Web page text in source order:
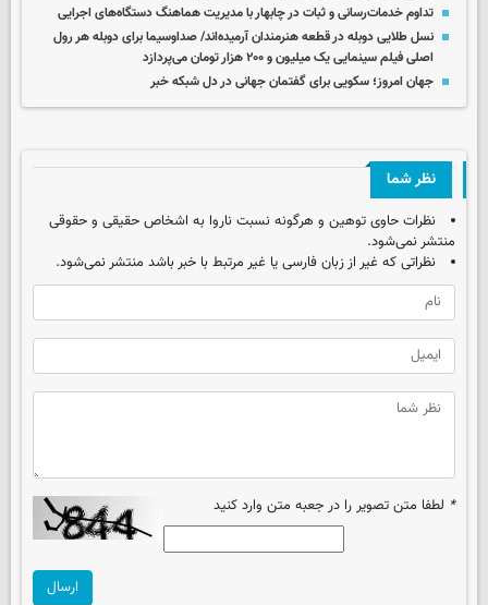
تداوم خدمات‌رسانی و ثبات در چابهار با مدیریت هماهنگ دستگاه‌های اجرایی
نسل طلایی دوبله در قطعه هنرمندان آرمیده‌اند/ صداوسیما برای دوبله هر رول
اصلی فیلم سینمایی یک میلیون و ۲۰۰ هزار تومان می‌پردازد
جهان امروز؛ سکویی برای گفتمان جهانی در دل شبکه خبر
نظر شما
نظرات حاوی توهین و هرگونه نسبت ناروا به اشخاص حقیقی و حقوقی
منتشر نمی‌شود.
نظراتی که غیر از زبان فارسی یا غیر مرتبط با خبر باشد منتشر نمی‌شود.
* لطفا متن تصویر را در جعبه متن وارد کنید
ارسال